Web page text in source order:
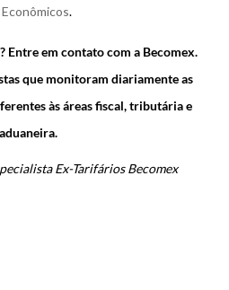
Econômicos.
Entre em contato com a Becomex.
que monitoram diariamente as
às áreas fiscal, tributária e
aduaneira.
Ex-Tarifários Becomex